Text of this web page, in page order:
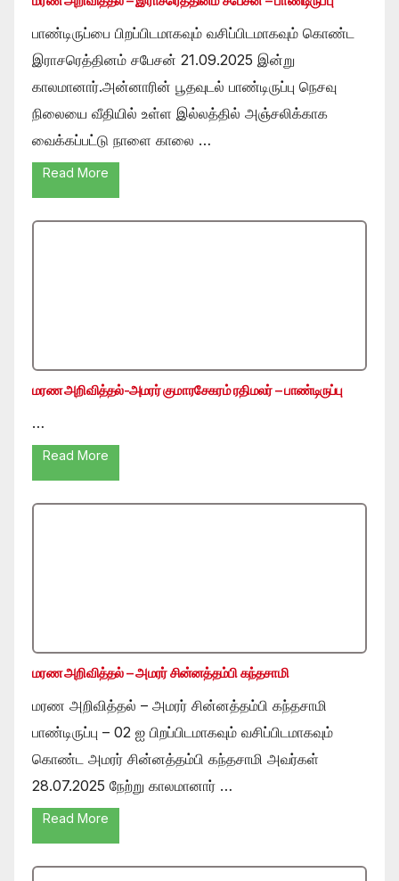
பாண்டிருப்பை பிறப்பிடமாகவும் வசிப்பிடமாகவும் கொண்ட
இராசரெத்தினம் சபேசன் 21.09.2025 இன்று
காலமானார்.அன்னாரின் பூதவுடல் பாண்டிருப்பு நெசவு
நிலையை வீதியில் உள்ள இல்லத்தில் அஞ்சலிக்காக
வைக்கப்பட்டு நாளை காலை …
Read More
மரண அறிவித்தல்-அமரர் குமாரசேகரம் ரதிமலர் – பாண்டிருப்பு
…
Read More
மரண அறிவித்தல் – அமரர் சின்னத்தம்பி கந்தசாமி
மரண அறிவித்தல் – அமரர் சின்னத்தம்பி கந்தசாமி
பாண்டிருப்பு – 02 ஐ பிறப்பிடமாகவும் வசிப்பிடமாகவும்
கொண்ட அமரர் சின்னத்தம்பி கந்தசாமி அவர்கள்
28.07.2025 நேற்று காலமானார் …
Read More